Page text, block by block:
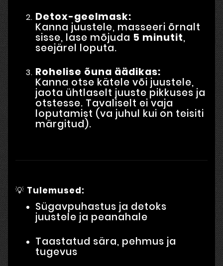
Detox-geelmask:
Kanna juustele, masseeri õrnalt
sisse, lase mõjuda 5 minutit,
seejärel loputa.
Rohelise õuna äädikas:
Kanna otse kätele või juustele,
jaota ühtlaselt juuste pikkuses ja
otstesse. Tavaliselt ei vaja
loputamist (va juhul kui on teisiti
märgitud).
💡 Tulemused:
Sügavpuhastus ja detoks
juustele ja peanahale
Taastatud sära, pehmus ja
tugevus